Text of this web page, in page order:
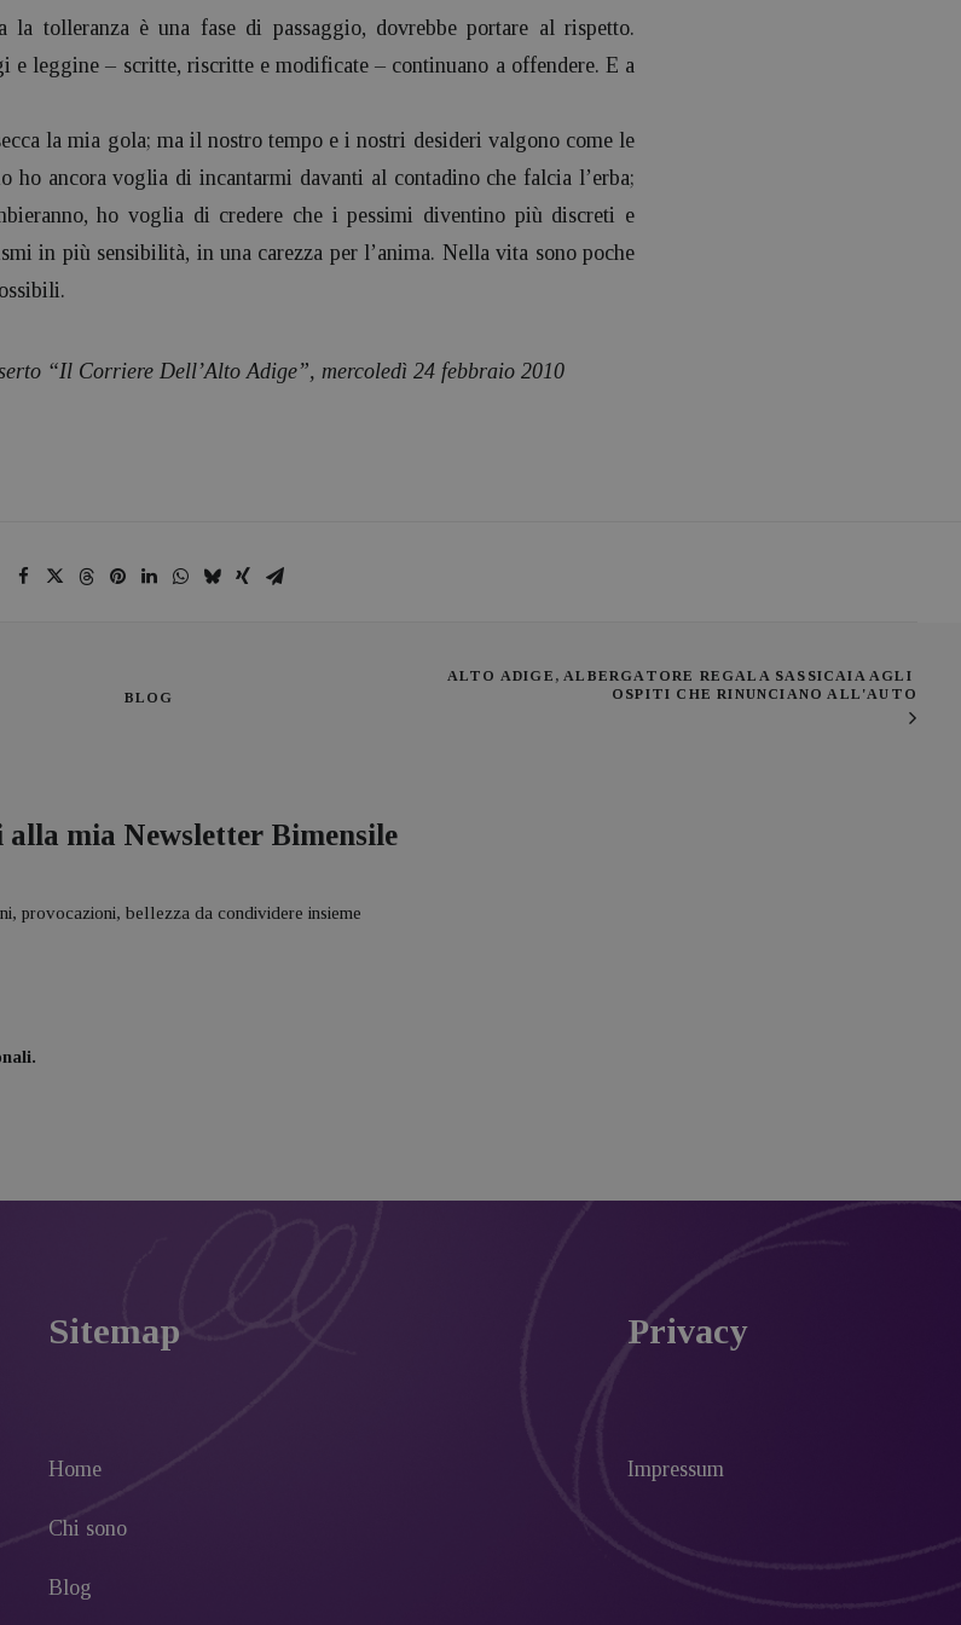
tolleranza è una fase di passaggio, dovrebbe portare al rispetto.
e leggine – scritte, riscritte e modificate – continuano a offendere. E a
la mia gola; ma il nostro tempo e i nostri desideri valgono come le
ho ancora voglia di incantarmi davanti al contadino che falcia l’erba;
ho voglia di credere che i pessimi diventino più discreti e
in più sensibilità, in una carezza per l’anima. Nella vita sono poche
“Il Corriere Dell’Alto Adige”, mercoledì 24 febbraio 2010
BLOG
ALTO ADIGE, ALBERGATORE REGALA SASSICAIA AGLI
OSPITI CHE RINUNCIANO ALL'AUTO
mia Newsletter Bimensile
provocazioni, bellezza da condividere insieme
Sitemap
Home
Chi sono
Blog
Privacy
Impressum